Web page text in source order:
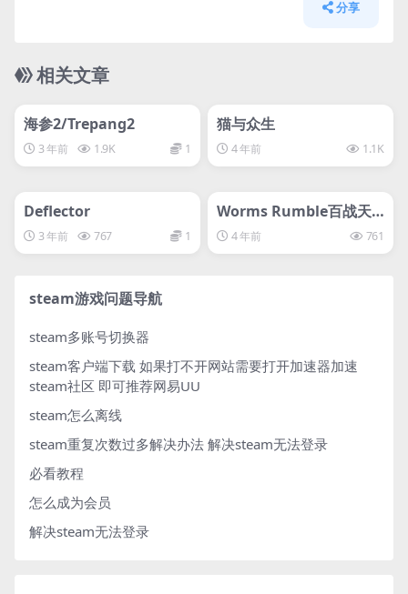
分享
相关文章
海参2/Trepang2
3 年前 1.9K 1
猫与众生
4 年前 1.1K
Deflector
3 年前 767 1
svip专属
Worms Rumble百战天
虫：大混战
4 年前 761
steam游戏问题导航
steam多账号切换器
steam客户端下载 如果打不开网站需要打开加速器加速
steam社区 即可推荐网易UU
steam怎么离线
steam重复次数过多解决办法 解决steam无法登录
必看教程
怎么成为会员
解决steam无法登录